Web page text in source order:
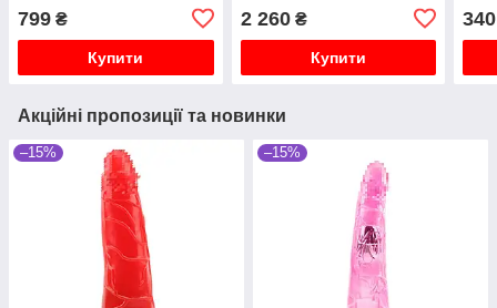
799 ₴
Купити
2 260₴
Купити
340
Акційні пропозиції та новинки
–15% –15%